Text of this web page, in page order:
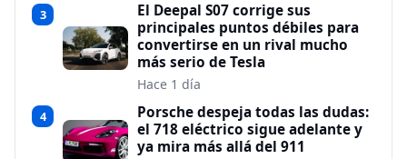
3
El Deepal S07 corrige sus
principales puntos débiles para
convertirse en un rival mucho
más serio de Tesla
Hace 1 día
4
Porsche despeja todas las dudas:
el 718 eléctrico sigue adelante y
ya mira más allá del 911